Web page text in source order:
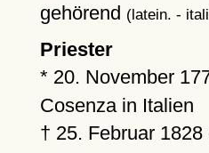
gehörend (latein. -
Priester
* 20. November
Cosenza in Italien
† 25. Februar 1828